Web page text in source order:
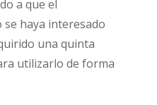
a que el
haya interesado
una quinta
utilizarlo de forma